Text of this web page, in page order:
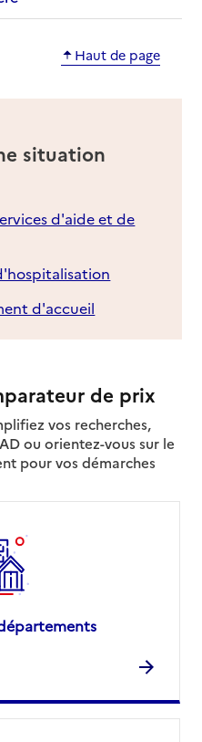
Haut de page
situation
d'aide et de
d'accueil
de prix
vos recherches,
ou orientez-vous sur le
pour vos démarches